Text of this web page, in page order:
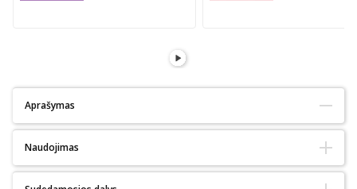
Aprašymas
Tinka alergiškiems:Ne
Tinka diabetikams:
Ekologiškas :Ne
Naudojimas
Laikyti sausoje vėsioje vietoje. Prieš vartojimą gerai suplakti.